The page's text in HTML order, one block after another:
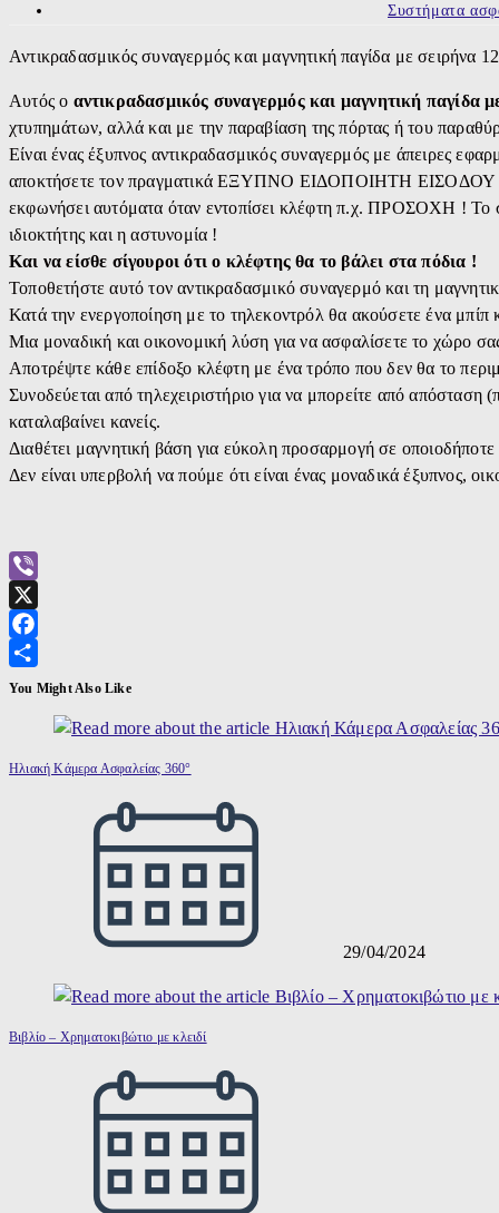
Συστήματα
Αντικραδασμικός συναγερμός και μαγνητική παγίδα με σειρήνα
Αυτός ο αντικραδασμικός συναγερμός και μαγνητική παγίδα
χτυπημάτων, αλλά και με την παραβίαση της πόρτας ή του
Είναι ένας έξυπνος αντικραδασμικός συναγερμός με άπειρες
αποκτήσετε τον πραγματικά ΕΞΥΠΝΟ ΕΙΔΟΠΟΙΗΤΗ
εκφωνήσει αυτόματα όταν εντοπίσει κλέφτη π.χ. ΠΡΟΣΟΧΗ ! Το
ιδιοκτήτης και η αστυνομία !
Και να είσθε σίγουροι ότι ο κλέφτης θα το βάλει στα πόδια !
Τοποθετήστε αυτό τον αντικραδασμικό συναγερμό και τη
Κατά την ενεργοποίηση με το τηλεκοντρόλ θα ακούσετε ένα μπίπ
Μια μοναδική και οικονομική λύση για να ασφαλίσετε το χώρο
Αποτρέψτε κάθε επίδοξο κλέφτη με ένα τρόπο που δεν θα το
Συνοδεύεται από τηλεχειριστήριο για να μπορείτε από
καταλαβαίνει κανείς.
Διαθέτει μαγνητική βάση για εύκολη προσαρμογή σε
Δεν είναι υπερβολή να πούμε ότι είναι ένας μοναδικά έξυπνος,
Viber
X
Facebook
Μοιραστείτε
You Might Also Like
Ηλιακή Κάμερα Ασφαλείας 360°
29/04/2024
Βιβλίο – Χρηματοκιβώτιο με κλειδί